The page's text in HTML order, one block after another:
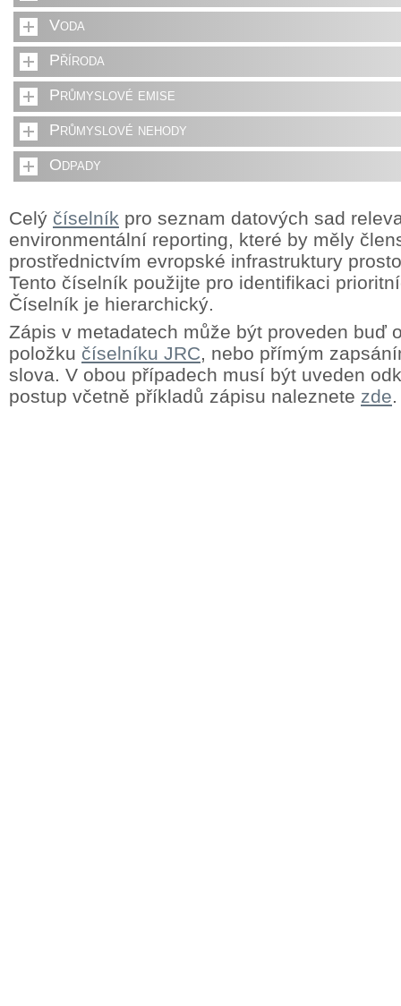
Voda
Příroda
Průmyslové emise
Průmyslové nehody
Odpady
Celý číselník pro seznam datových sad
environmentální reporting, které by měly
prostřednictvím evropské infrastruktury
Tento číselník použijte pro identifikaci
Číselník je hierarchický.
Zápis v metadatech může být proveden buď
položku číselníku JRC, nebo přímým
slova. V obou případech musí být uveden
postup včetně příkladů zápisu naleznete zde.